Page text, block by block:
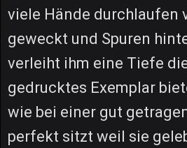
viele Hände durchlaufen
geweckt und Spuren
verleiht ihm eine Tiefe
gedrucktes Exemplar
wie bei einer gut
perfekt sitzt weil sie